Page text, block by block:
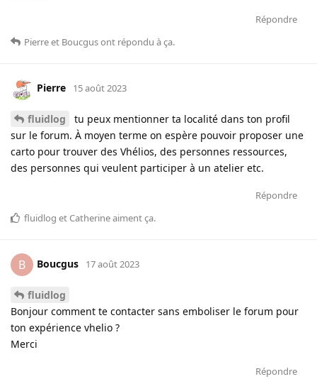
Répondre
Pierreet Boucgusont répondu à ça.
Pierre 15 août 2023
fluidlog
tu peux mentionner ta localité dans ton profil
sur le forum. À moyen terme on espère pouvoir proposer une
carto pour trouver des Vhélios, des personnes ressources,
des personnes qui veulent participer à un atelier etc.
Répondre
fluidlog et Catherineaiment ça.
B Boucgus 17 août 2023
fluidlog
Bonjour comment te contacter sans emboliser le forum pour
ton expérience vhelio ?
Merci
Répondre